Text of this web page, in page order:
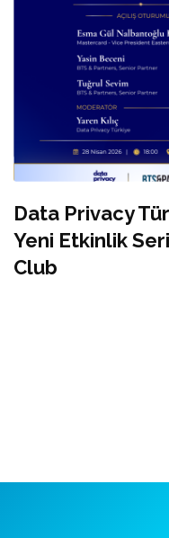
Data Privacy
Yeni Etkinlik
Club